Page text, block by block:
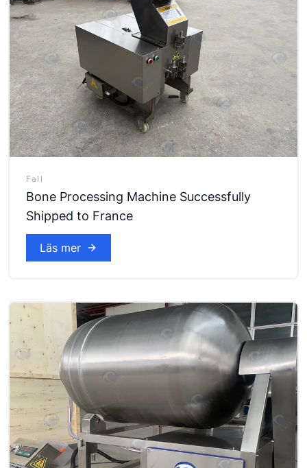
Fall
Bone Processing Machine Successfully
Shipped to France
Läs mer